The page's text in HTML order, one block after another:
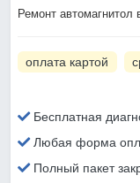
Ремонт автомагнитол
оплата картой
Бесплатная
Любая форма
Полный пакет